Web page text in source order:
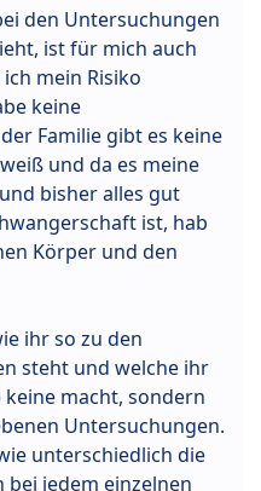
den Untersuchungen
ist für mich auch
mein Risiko
keine
Familie gibt es keine
und da es meine
bisher alles gut
ist, hab
Körper und den
ihr so zu den
steht und welche ihr
macht, sondern
Untersuchungen.
unterschiedlich die
bei jedem einzelnen